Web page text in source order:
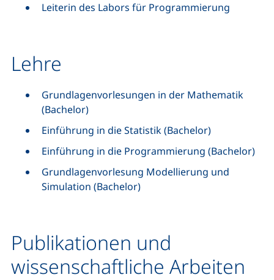
Leiterin des Labors für Programmierung
Lehre
Grundlagenvorlesungen in der Mathematik
(Bachelor)
Einführung in die Statistik (Bachelor)
Einführung in die Programmierung (Bachelor)
Grundlagenvorlesung Modellierung und
Simulation (Bachelor)
Publikationen und
wissenschaftliche Arbeiten